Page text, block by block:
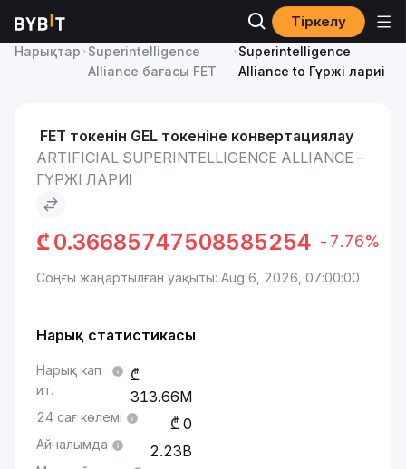
Тіркелу
Нарықтар Superintelligence
Alliance бағасы FET
Artificial
Superintelligence
Alliance to Гүржі лариі
FET токенін GEL токеніне конвертациялау
ARTIFICIAL SUPERINTELLIGENCE ALLIANCE –
ГҮРЖІ ЛАРИІ
₾ 0.36685747508585254 -7.76%
Соңғы жаңартылған уақыты: Aug 6, 2026, 07:00:00
Нарық статистикасы
Нарық кап
ит.
313.66M
24 сағ көлемі 0
Айналымда 2.23B